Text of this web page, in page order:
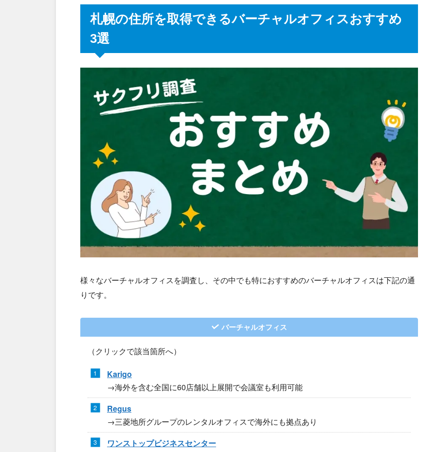
札幌の住所を取得できるバーチャルオフィスおすすめ
3選
様々なバーチャルオフィスを調査し、その中でも特におすすめのバーチャルオフィスは下記の通
りです。
バーチャルオフィス
（クリックで該当箇所へ）
Karigo
→海外を含む全国に60店舗以上展開で会議室も利用可能
Regus
→三菱地所グループのレンタルオフィスで海外にも拠点あり
ワンストップビジネスセンター